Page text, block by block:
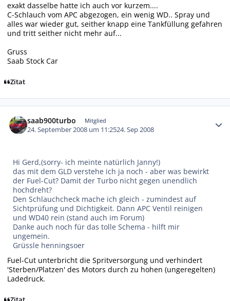
exakt dasselbe hatte ich auch vor kurzem....
C-Schlauch vom APC abgezogen, ein wenig WD.. Spray und
alles war wieder gut, seither knapp eine Tankfüllung gefahren
und tritt seither nicht mehr auf...
Gruss
Saab Stock Car
Zitat
saab900turbo Mitglied
24. September 2008 um 11:2524. Sep 2008
Hi Gerd,(sorry- ich meinte natürlich Janny!)
das mit dem GLD verstehe ich ja noch - aber was bewirkt
der Fuel-Cut? Damit der Turbo nicht gegen unendlich
hochdreht?
Den Schlauchcheck mache ich gleich - zumindest auf
Sichtprüfung und Dichtigkeit. Dann APC Ventil reinigen
und WD40 rein (stand auch im Forum)
Danke auch noch für das tolle Schema - hilft mir
ungemein.
Grüssle henningsoer
Fuel-Cut unterbricht die Spritversorgung und verhindert
'Sterben/Platzen' des Motors durch zu hohen (ungeregelten)
Ladedruck.